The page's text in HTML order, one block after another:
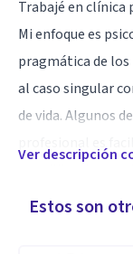
Trabajé en clínica
Mi enfoque es
pragmática de
al caso singular
de vida. Algunos
Especialidad
Ver descripción
Estos son